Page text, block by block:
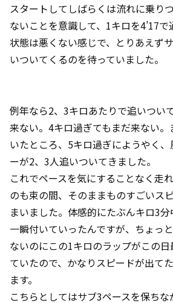
スタートしてしばらくは流れに乗り
ないことを意識して、1キロを4’17で
状態は悪くない感じで、とりあえず
いついてくるのを待っていました。
例年なら2、3キロあたりで追いつい
来ない。4キロ過ぎてもまだ来ない。
いたところ、5キロ過ぎにようやく
ーが2、3人追いついてきました。
これでペースを気にすることなく走
のも束の間、そのままものすごいス
まいました。体感的にたぶんキロ3
一瞬付いていったんですが、ちょっ
ないのにこの1キロのラップがこの日
ていたので、かなりスピードが出て
ます。
こちらとしてはサブ3ペースを保ち